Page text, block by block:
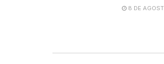
8 DE